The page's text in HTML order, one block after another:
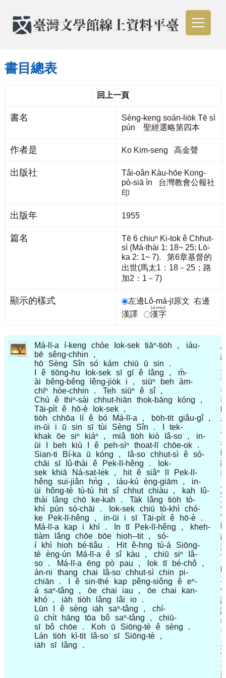
書目總表
回上一頁
書名
Sèng-keng soán-lio̍k Tē sì
pún 聖經選略第四本
作者是 Ko Kim-seng 高金聲
出版社
Tâi-oân Kàu-hōe Kong-
pò-siā ìn 台灣教會公報社
印
出版年 1955
篇名
Tē 6 chiuⁿ Ki-tok ê Chhut-
sì (Má-thài 1: 18~ 25; Lō͘-
ka 2: 1~ 7). 第6章基督的
出世(馬太1：18－25；路
加2：1－7)
顯示的樣式 左邊Lô-má-jī原文 右邊
漢譯
漢字
Lô-má-jī
Má-lī-a í-keng chòe Iok-sek tiāⁿ-tio̍h ,
iáu-
bē sêng-chhin
,
hō͘
Sèng Sîn só͘ kám chiū ū sin
.
ê tiōng-hu Iok-sek sī gī ê lâng ,
m̄-
ài
bêng-bêng lêng-jio̍k i , siūⁿ beh
àm-
chīⁿ
hòe-chhin . Teh siūⁿ ê sî
,
Chú
ê thiⁿ-sài chhut-hiān thok-bāng kóng
,
Tāi-pi̍t ê hō͘-è Iok-sek
,
tio̍h
chhōa lí ê bó͘ Má-lī-a , bo̍h-tit giâu-gî
,
in-ūi
i ū sin sī tùi Sèng Sîn .
tek-
khak ōe siⁿ kiáⁿ , miâ tio̍h kiò Iâ-so͘ ,
in-
ūi
beh kiù ê peh-sìⁿ thoat-lī chōe-ok
.
Sian-ti
Bí-ka ū kóng , Iâ-so͘ chhut-sì ê só͘-
chāi
sī Iû-thài ê Pek-lī-hêng .
Iok-
sek
khiā Ná-sat-le̍k , hit ê siâⁿ lī
Pek-lī-
hêng
sui-jiân hn̄g , iáu-kú èng-giām ,
in-
ūi
hông-tè tú-tú hit sî chhut chiàu , kah
Iû-
thài
lâng chō ke-kah . Ta̍k lâng tio̍h
tò-
khì
pún só͘-chāi . Iok-sek chiū tò-khì chó͘-
ke
Pek-lī-hêng , in-ūi i sī Tāi-pi̍t ê hō͘-è
.
Má-lī-a
kap i khì . In tī Pek-lī-hêng ,
kheh-
tiàm
lâng chōe bōe hioh--tit ,
só͘-
í
khì hioh bé-tiâu . Hit ê-hng tú-á
Siōng-
tè èng-ún Má-lī-a ê sî kàu , chiū siⁿ
Iâ-
so͘
. Má-lī-a ēng pò͘ pau , lok tī bé-chô
,
án-ni
thang chai Iâ-so͘ chhut-sì chin
pi-
chiān
. ê sin-thé kap pêng-siông ê eⁿ-
á
saⁿ-tâng , ōe chai iau , ōe chai
kan-
khó͘
, ia̍h tio̍h lâng lâi io
.
Lūn
ê sèng ia̍h saⁿ-tâng ,
chí-
ū
chi̍t hāng tōa bô saⁿ-tâng ,
chiū-
sī
bô chōe . Koh ū Siōng-tè ê sèng
.
Lán
tio̍h kì-tit Iâ-so͘ sī Siōng-tè
,
ia̍h
sī lâng .